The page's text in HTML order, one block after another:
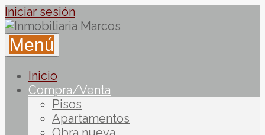
Iniciar sesión
Menú
Inicio
Compra/Venta
Pisos
Apartamentos